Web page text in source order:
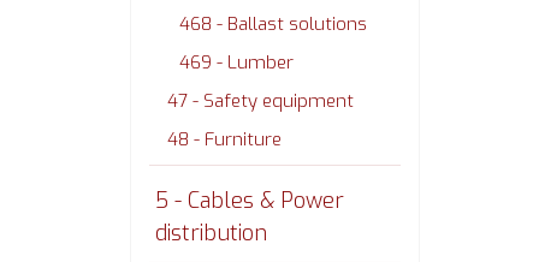
468 - Ballast solutions
469 - Lumber
47 - Safety equipment
48 - Furniture
5 - Cables & Power
distribution